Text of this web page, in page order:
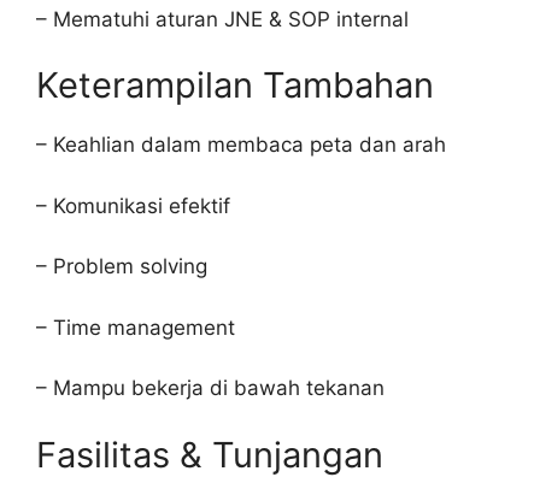
– Mematuhi aturan JNE & SOP internal
Keterampilan Tambahan
– Keahlian dalam membaca peta dan arah
– Komunikasi efektif
– Problem solving
– Time management
– Mampu bekerja di bawah tekanan
Fasilitas & Tunjangan